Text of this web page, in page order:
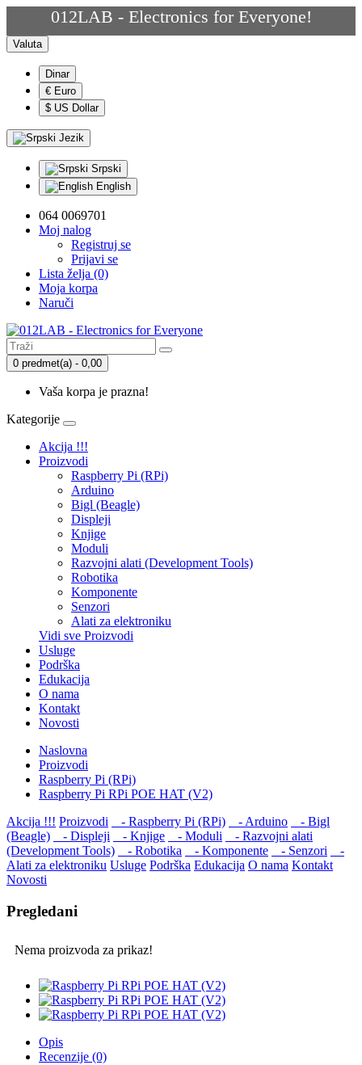
012LAB - Electronics for Everyone!
Valuta
Dinar
€ Euro
$ US Dollar
Jezik
Srpski
English
064 0069701
Moj nalog
Registruj se
Prijavi se
Lista želja (0)
Moja korpa
Naruči
0 predmet(a) - 0,00
Vaša korpa je prazna!
Kategorije
Akcija !!!
Proizvodi
Raspberry Pi (RPi)
Arduino
Bigl (Beagle)
Displеji
Knjige
Moduli
Razvojni alati (Development Tools)
Robotika
Komponente
Senzori
Alati za elektroniku
Vidi sve Proizvodi
Usluge
Podrška
Edukacija
O nama
Kontakt
Novosti
Naslovna
Proizvodi
Raspberry Pi (RPi)
Raspberry Pi RPi POE HAT (V2)
Akcija !!! Proizvodi - Raspberry Pi (RPi) - Arduino
- Bigl
(Beagle)
- Displеji - Knjige - Moduli
- Razvojni alati
(Development Tools)
- Robotika - Komponente - Senzori
-
Alati za elektroniku Usluge Podrška Edukacija O nama Kontakt
Novosti
Pregledani
Nema proizvoda za prikaz!
Opis
Recenzije (0)